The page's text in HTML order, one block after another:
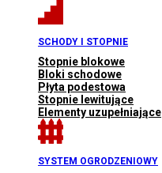
SCHODY I STOPNIE
Stopnie blokowe
Bloki schodowe
Płyta podestowa
Stopnie lewitujące
Elementy uzupełniające
SYSTEM OGRODZENIOWY